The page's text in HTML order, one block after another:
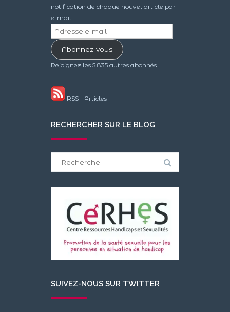
notification de chaque nouvel article par
e-mail.
Adresse
e-
mailAbonnez-vous
Rejoignez les 5 835 autres abonnés
RSS - Articles
RECHERCHER SUR LE BLOG
SUIVEZ-NOUS SUR TWITTER